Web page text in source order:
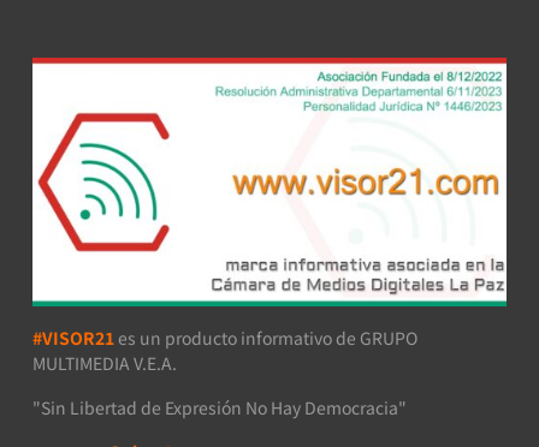
#VISOR21 es un producto informativo de GRUPO
MULTIMEDIA V.E.A.
"Sin Libertad de Expresión No Hay Democracia"